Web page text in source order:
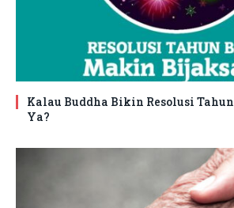
Kalau Buddha Bikin Resolusi
Ya?